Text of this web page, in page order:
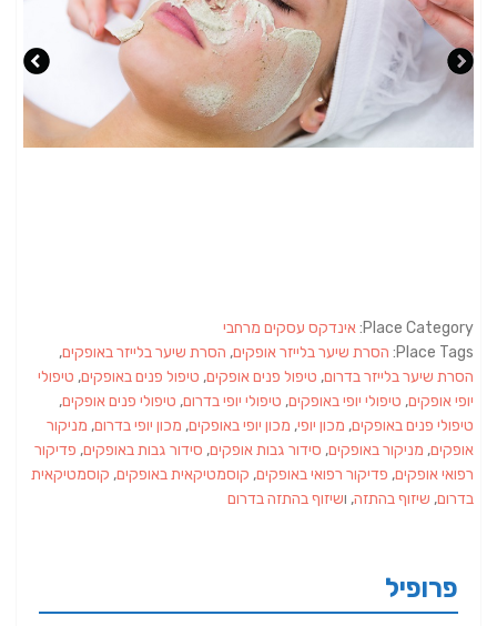
Place Category: אינדקס עסקים מרחבי
Place Tags: הסרת שיער בלייזר אופקים, הסרת שיער בלייזר באופקים,
הסרת שיער בלייזר בדרום, טיפול פנים אופקים, טיפול פנים באופקים, טיפולי
יופי אופקים, טיפולי יופי באופקים, טיפולי יופי בדרום, טיפולי פנים אופקים,
טיפולי פנים באופקים, מכון יופי, מכון יופי באופקים, מכון יופי בדרום, מניקור
אופקים, מניקור באופקים, סידור גבות אופקים, סידור גבות באופקים, פדיקור
רפואי אופקים, פדיקור רפואי באופקים, קוסמטיקאית באופקים, קוסמטיקאית
בדרום, שיזוף בהתזה, ושיזוף בהתזה בדרום
פרופיל